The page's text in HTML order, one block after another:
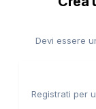
Devi essere
Registrati per